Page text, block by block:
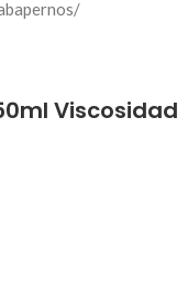
/
Viscosidad